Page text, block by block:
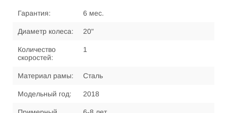
Гарантия: 6 мес.
Диаметр колеса: 20"
Количество
скоростей:
1
Материал рамы: Сталь
Модельный год: 2018